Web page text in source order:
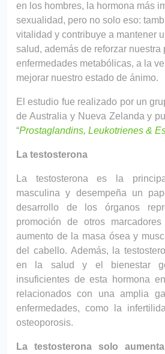
en los hombres, la hormona más
sexualidad, pero no solo eso:
vitalidad y contribuye a mantener
salud, además de reforzar nuestra
enfermedades metabólicas, a la
mejorar nuestro estado de ánimo.
El estudio fue realizado por un
de Australia y Nueva Zelanda y
“Prostaglandins, Leukotrienes &
La testosterona
La testosterona es la
masculina y desempeña un
desarrollo de los órganos
promoción de otros
aumento de la masa ósea y
del cabello. Además, la
en la salud y el bienestar
insuficientes de esta hormona
relacionados con una amplia
enfermedades, como la
osteoporosis.
La testosterona solo